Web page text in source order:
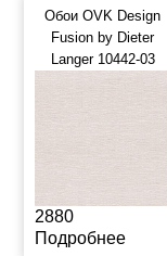
Обои OVK Design
Fusion by Dieter
Langer 10442-03
2880
Подробнее